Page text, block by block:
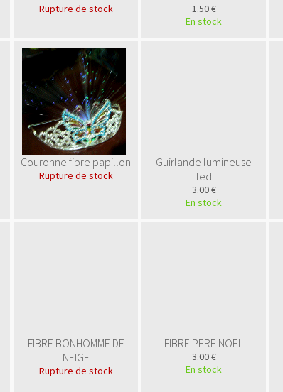
Rupture de stock
1.50 €
En stock
Couronne fibre papillon
Rupture de stock
Guirlande lumineuse
led
3.00 €
En stock
FIBRE BONHOMME DE
NEIGE
Rupture de stock
FIBRE PERE NOEL
3.00 €
En stock